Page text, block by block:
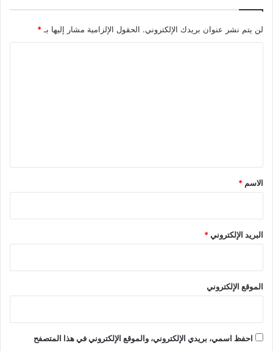
لن يتم نشر عنوان بريدك الإلكتروني. الحقول الإلزامية مشار إليها بـ *
*
الاسم *
البريد الإلكتروني*
الموقع الإلكتروني
احفظ اسمي، بريدي الإلكتروني، والموقع الإلكتروني في هذا المتصفح